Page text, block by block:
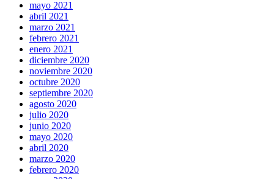
mayo 2021
abril 2021
marzo 2021
febrero 2021
enero 2021
diciembre 2020
noviembre 2020
octubre 2020
septiembre 2020
agosto 2020
julio 2020
junio 2020
mayo 2020
abril 2020
marzo 2020
febrero 2020